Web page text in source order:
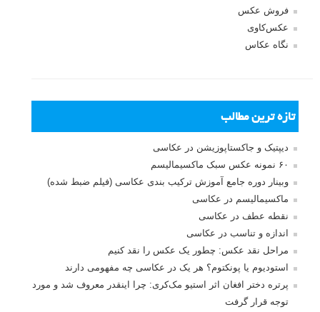
فروش عکس
عکس‌کاوی
نگاه عکاس
تازه ترین مطالب
دیپتیک و جاکستا‌پوزیشن در عکاسی
۶۰ نمونه عکس سبک ماکسیمالیسم
وبینار دوره جامع آموزش ترکیب بندی عکاسی (فیلم ضبط شده)
ماکسیمالیسم در عکاسی
نقطه عطف در عکاسی
اندازه و تناسب در عکاسی
مراحل نقد عکس: چطور یک عکس را نقد کنیم
استودیوم یا پونکتوم؟ هر یک در عکاسی چه مفهومی دارند
پرتره دختر افغان اثر استیو مک‌کری: چرا اینقدر معروف شد و مورد
توجه قرار گرفت